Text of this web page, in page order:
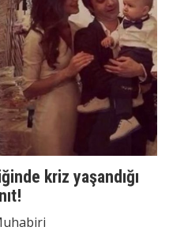
kriz yaşandığı